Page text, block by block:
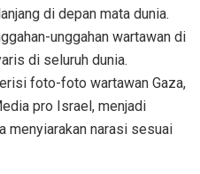
di depan mata dunia.
unggahan wartawan di
di seluruh dunia.
foto-foto wartawan Gaza,
pro Israel, menjadi
menyiarakan narasi sesuai